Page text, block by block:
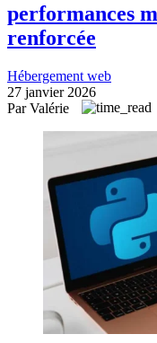
performances
renforcée
Hébergement web
27 janvier 2026
Par Valérie